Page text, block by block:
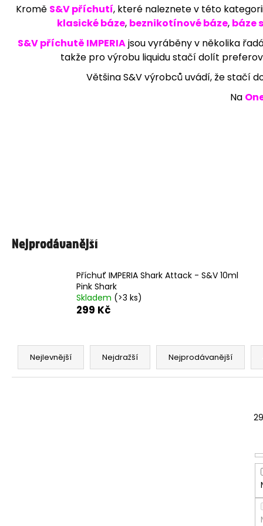
Kromě S&V příchutí, které naleznete v této
klasické báze, beznikotínové báze, báze
S&V příchutě IMPERIAjsou vyráběny v několika
takže pro výrobu liquidu stačí dolít
Většina S&V výrobců uvádí, že stačí
Na
Nejprodávanější
Příchuť IMPERIA Shark Attack - S&V 10ml
Pink Shark
Skladem (>3 ks)
299 Kč
Ř
Nejlevnější Nejdražší Nejprodávanější
95 Kč